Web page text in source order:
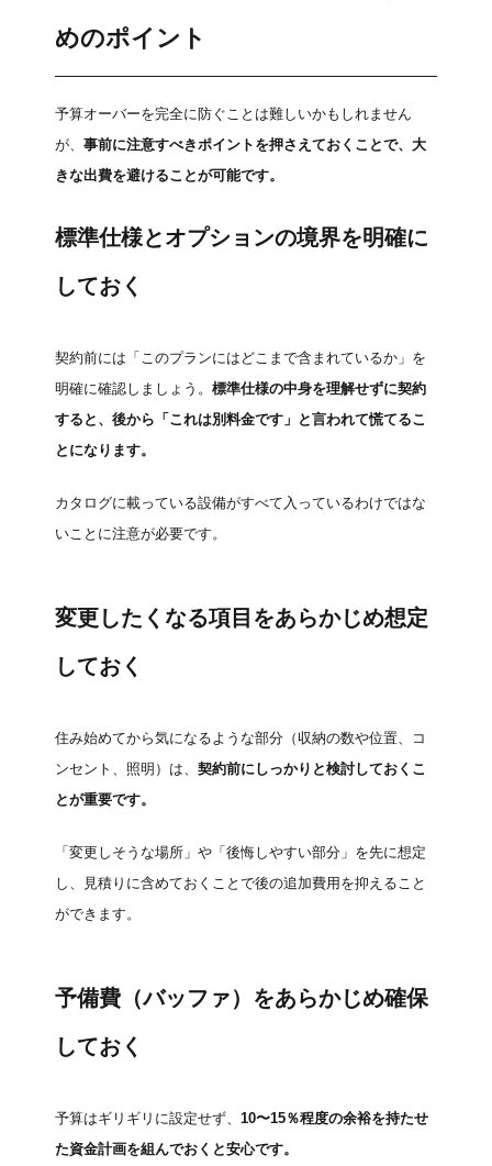
めのポイント
予算オーバーを完全に防ぐことは難しいかもしれません
が、 事前に注意すべきポイントを押さえておくことで、大
きな出費を避けることが可能です。
標準仕様とオプションの境界を明確に
しておく
契約前には「このプランにはどこまで含まれているか」を
明確に確認しましょう。 標準仕様の中身を理解せずに契約
すると、後から「これは別料金です」と言われて慌てるこ
とになります。
カタログに載っている設備がすべて入っているわけではな
いことに注意が必要です。
変更したくなる項目をあらかじめ想定
しておく
住み始めてから気になるような部分（収納の数や位置、コ
ンセント、照明）は、 契約前にしっかりと検討しておくこ
とが重要です。
「変更しそうな場所」や「後悔しやすい部分」を先に想定
し、見積りに含めておくことで後の追加費用を抑えること
ができます。
予備費（バッファ）をあらかじめ確保
しておく
予算はギリギリに設定せず、 10〜15％程度の余裕を持たせ
た資金計画を組んでおくと安心です。